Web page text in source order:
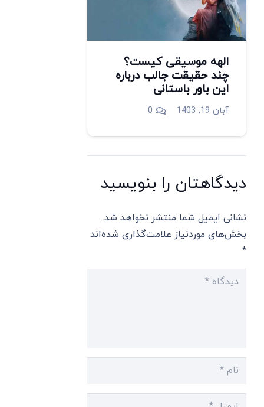
الهه موسیقی کیست؟
چند حقیقت جالب درباره
این باور باستانی
آبان 19, 1403 0
دیدگاهتان را بنویسید
نشانی ایمیل شما منتشر نخواهد شد.
بخش‌های موردنیاز علامت‌گذاری شده‌اند
*